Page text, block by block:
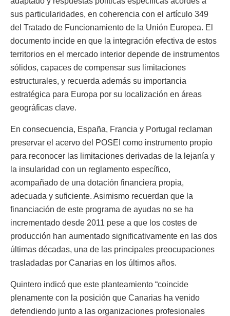
sus particularidades, en coherencia con el artículo 349
del Tratado de Funcionamiento de la Unión Europea. El
documento incide en que la integración efectiva de estos
territorios en el mercado interior depende de instrumentos
sólidos, capaces de compensar sus limitaciones
estructurales, y recuerda además su importancia
estratégica para Europa por su localización en áreas
geográficas clave.
En consecuencia, España, Francia y Portugal reclaman
preservar el acervo del POSEI como instrumento propio
para reconocer las limitaciones derivadas de la lejanía y
la insularidad con un reglamento específico,
acompañado de una dotación financiera propia,
adecuada y suficiente. Asimismo recuerdan que la
financiación de este programa de ayudas no se ha
incrementado desde 2011 pese a que los costes de
producción han aumentado significativamente en las dos
últimas décadas, una de las principales preocupaciones
trasladadas por Canarias en los últimos años.
Quintero indicó que este planteamiento “coincide
plenamente con la posición que Canarias ha venido
defendiendo junto a las organizaciones profesionales